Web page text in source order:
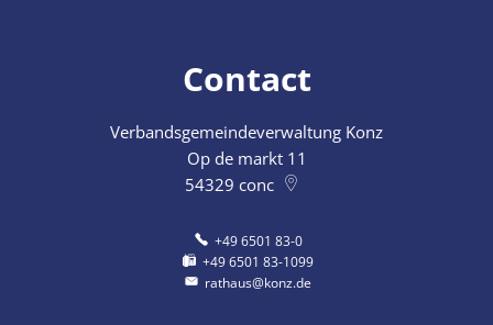
Contact
Verbandsgemeindeverwaltung Konz
Op de markt 11
54329 conc
+49 6501 83-0
+49 6501 83-1099
rathaus@konz.de